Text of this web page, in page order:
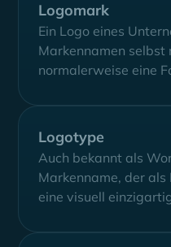
Logomark
Ein Logo eines
Markennamen selbst
normalerweise eine
Logotype
Auch bekannt als
Markenname, der
eine visuell